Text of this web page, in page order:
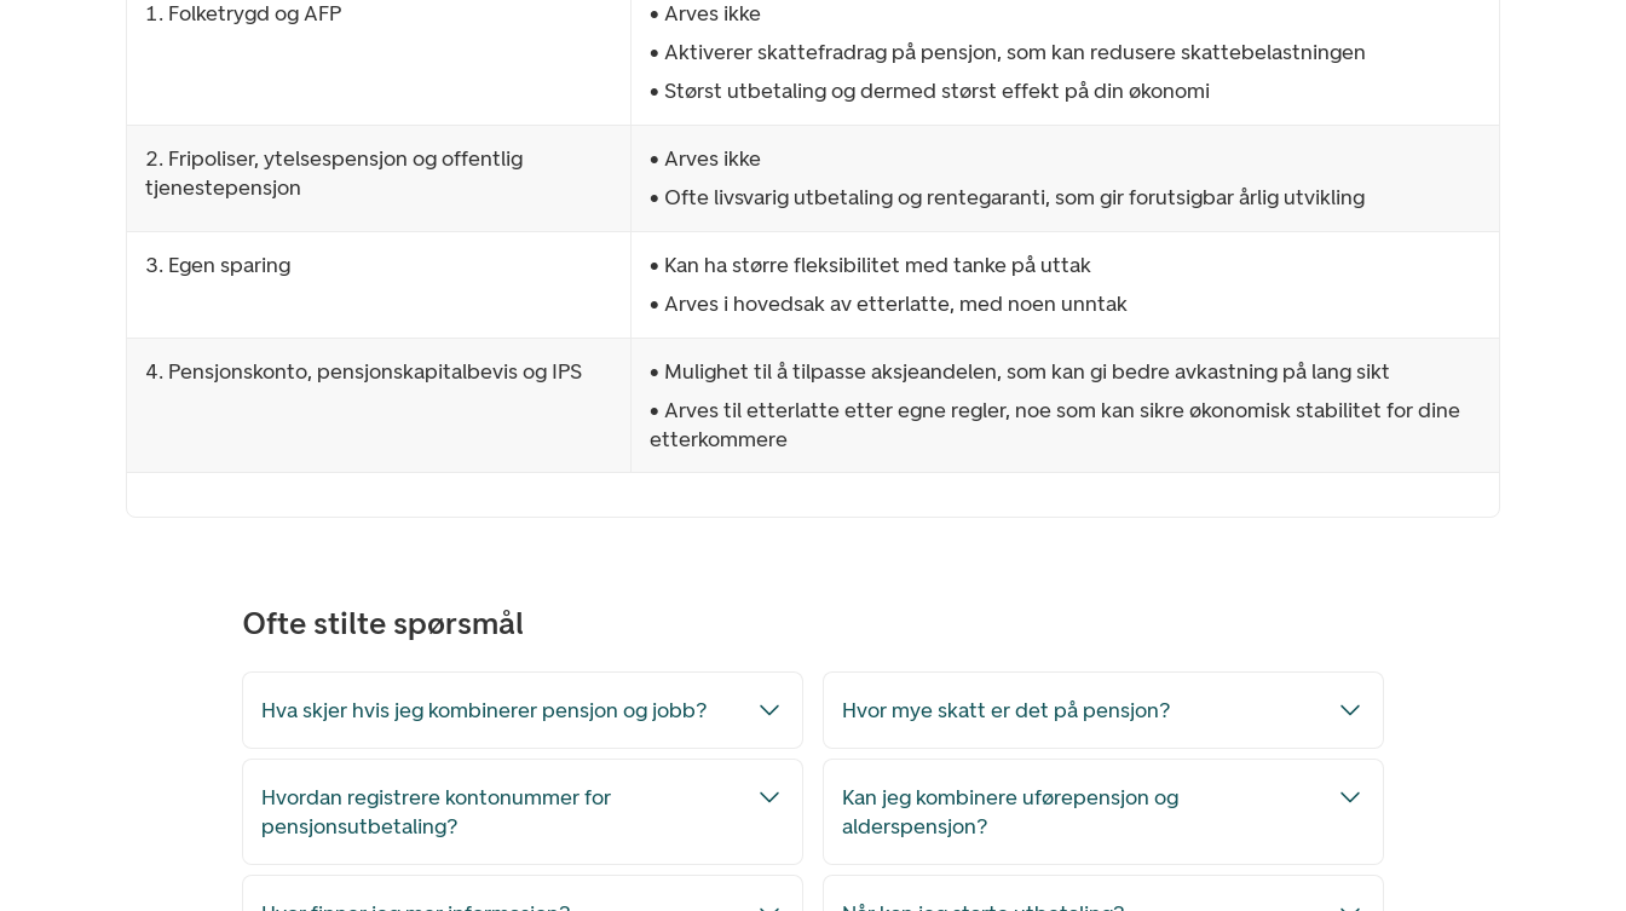
1. Folketrygd og AFP
• Arves ikke
• Aktiverer skattefradrag på pensjon, som kan redusere skattebelastningen
• Størst utbetaling og dermed størst effekt på din økonomi
2. Fripoliser, ytelsespensjon og offentlig
tjenestepensjon
• Arves ikke
• Ofte livsvarig utbetaling og rentegaranti, som gir forutsigbar årlig utvikling
3. Egen sparing
• Kan ha større fleksibilitet med tanke på uttak
• Arves i hovedsak av etterlatte, med noen unntak
4. Pensjonskonto, pensjonskapitalbevis og IPS
• Mulighet til å tilpasse aksjeandelen, som kan gi bedre avkastning på lang sikt
• Arves til etterlatte etter egne regler, noe som kan sikre økonomisk stabilitet for dine
etterkommere
Ofte stilte spørsmål
Hva skjer hvis jeg kombinerer pensjon og jobb? Hvor mye skatt er det på pensjon?
Hvordan registrere kontonummer for
pensjonsutbetaling?
Kan jeg kombinere uførepensjon og
alderspensjon?